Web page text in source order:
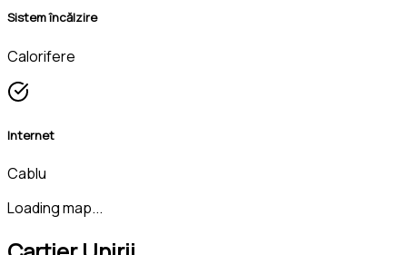
Sistem încălzire
Calorifere
Internet
Cablu
Loading map...